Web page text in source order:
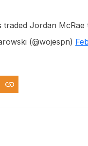
traded Jordan
(@wojespn)